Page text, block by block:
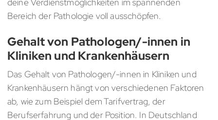
Bereich der Pathologie voll ausschöpfen.
Gehalt von Pathologen/-innen in
Kliniken und Krankenhäusern
Das Gehalt von Pathologen/-innen in Kliniken und
Krankenhäusern hängt von verschiedenen Faktoren
ab, wie zum Beispiel dem Tarifvertrag, der
Berufserfahrung und der Position. In Deutschland